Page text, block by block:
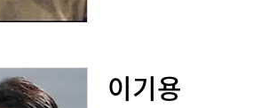
이기용